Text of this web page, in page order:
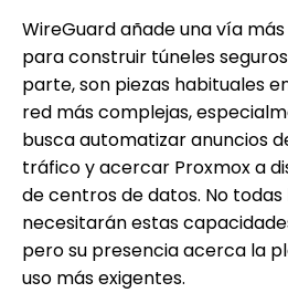
WireGuard añade una vía
para construir túneles
parte, son piezas habituales
red más complejas,
busca automatizar anuncios
tráfico y acercar Proxmox a
de centros de datos. No
necesitarán estas
pero su presencia acerca la
uso más exigentes.